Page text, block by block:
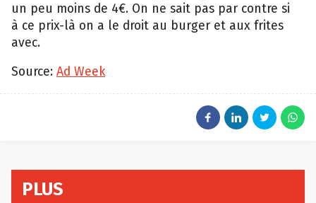
un peu moins de 4€. On ne sait pas par contre si
à ce prix-là on a le droit au burger et aux frites
avec.
Source: Ad Week
PLUS